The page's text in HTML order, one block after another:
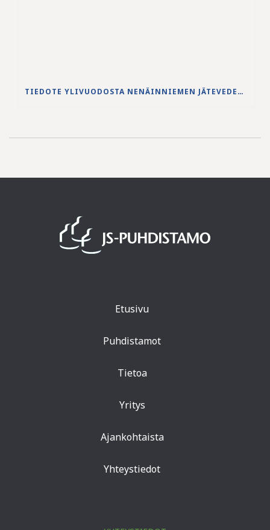
TIEDOTE YLIVUODOSTA NENÄINNIEMEN JÄTEVEDENPUHDISTAMOLLA
Etusivu
Puhdistamot
Tietoa
Yritys
Ajankohtaista
Yhteystiedot